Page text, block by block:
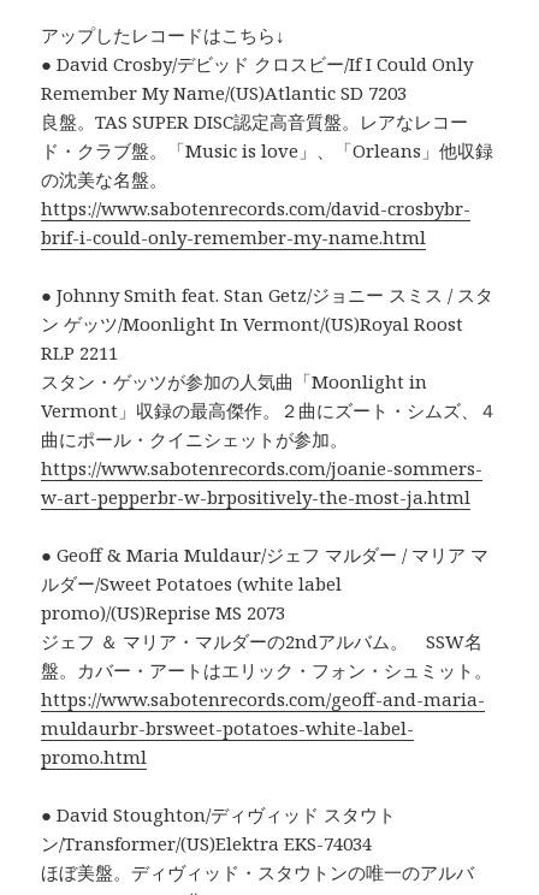
アップしたレコードはこちら↓
● David Crosby/デビッド クロスビー/If I Could Only
Remember My Name/(US)Atlantic SD 7203
良盤。TAS SUPER DISC認定高音質盤。レアなレコー
ド・クラブ盤。「Music is love」、「Orleans」他収録
の沈美な名盤。
https://www.sabotenrecords.com/david-crosbybr-
brif-i-could-only-remember-my-name.html
● Johnny Smith feat. Stan Getz/ジョニー スミス / スタ
ン ゲッツ/Moonlight In Vermont/(US)Royal Roost
RLP 2211
スタン・ゲッツが参加の人気曲「Moonlight in
Vermont」収録の最高傑作。２曲にズート・シムズ、４
曲にポール・クイニシェットが参加。
https://www.sabotenrecords.com/joanie-sommers-
w-art-pepperbr-w-brpositively-the-most-ja.html
● Geoff & Maria Muldaur/ジェフ マルダー / マリア マ
ルダー/Sweet Potatoes (white label
promo)/(US)Reprise MS 2073
ジェフ ＆ マリア・マルダーの2ndアルバム。 SSW名
盤。カバー・アートはエリック・フォン・シュミット。
https://www.sabotenrecords.com/geoff-and-maria-
muldaurbr-brsweet-potatoes-white-label-
promo.html
● David Stoughton/ディヴィッド スタウト
ン/Transformer/(US)Elektra EKS-74034
ほぼ美盤。ディヴィッド・スタウトンの唯一のアルバ